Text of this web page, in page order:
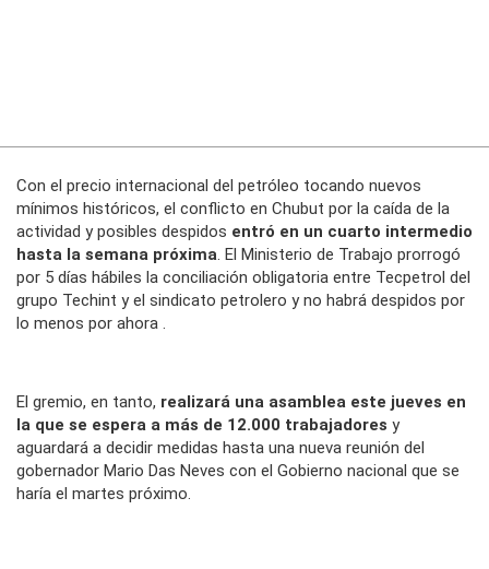
Con el precio internacional del petróleo tocando nuevos
mínimos históricos, el conflicto en Chubut por la caída de la
actividad y posibles despidos entró en un cuarto intermedio
hasta la semana próxima. El Ministerio de Trabajo prorrogó
por 5 días hábiles la conciliación obligatoria entre Tecpetrol del
grupo Techint y el sindicato petrolero y no habrá despidos por
lo menos por ahora .
El gremio, en tanto, realizará una asamblea este jueves en
la que se espera a más de 12.000 trabajadores y
aguardará a decidir medidas hasta una nueva reunión del
gobernador Mario Das Neves con el Gobierno nacional que se
haría el martes próximo.